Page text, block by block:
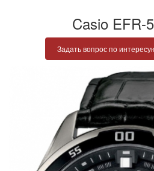
Casio EFR-
Задать вопрос по